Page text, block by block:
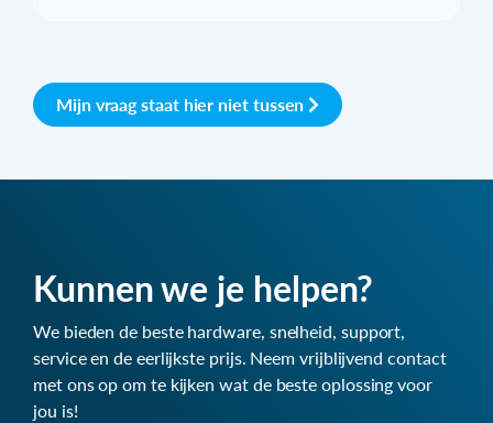
Mijn vraag staat hier niet tussen
Kunnen we je helpen?
We bieden de beste hardware, snelheid, support,
service en de eerlijkste prijs. Neem vrijblijvend contact
met ons op om te kijken wat de beste oplossing voor
jou is!